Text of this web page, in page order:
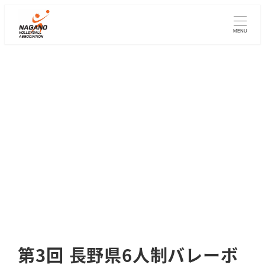
MENU
第3回 長野県6人制バレーボ